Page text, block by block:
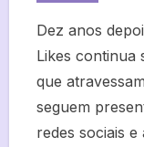
Dez anos
Likes continua
que
seguem
redes sociais